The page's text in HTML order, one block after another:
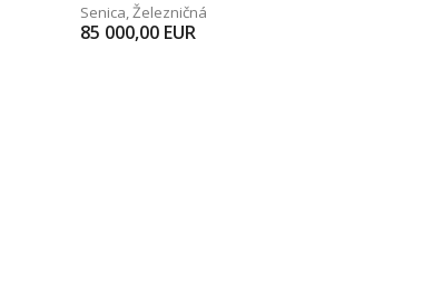
Senica,Železničná
85 000,00 EUR